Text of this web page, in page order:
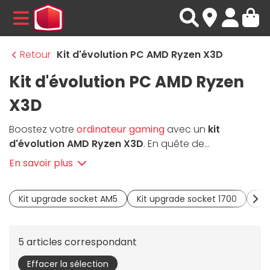
MENU
Retour Kit d'évolution PC AMD Ryzen X3D
Kit d'évolution PC AMD Ryzen
X3D
Boostez votre ordinateur gamingavec un kit
d'évolution AMD Ryzen X3D. En quête de
performances maximales pour jouer aux titres
récents ? Ces
gamers qui souhaitent faire passer leur machine à la
vitesse supérieure. Pièce maîtresse de votre nouvelle
les applications gourmandes en calculs comme les
jeux AAA ou les logiciels de montage vidéo. Avec des
En savoir plus
Kit upgrade socket AM5 Kit upgrade socket 1700 Kit
5 articles correspondant
Effacer la sélection